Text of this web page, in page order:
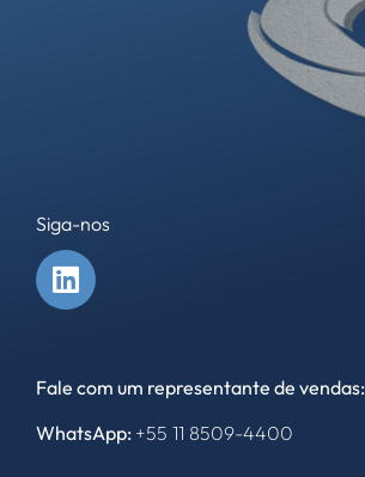
Siga-nos
Fale com um representante de vendas:
WhatsApp: +55 11 8509-4400